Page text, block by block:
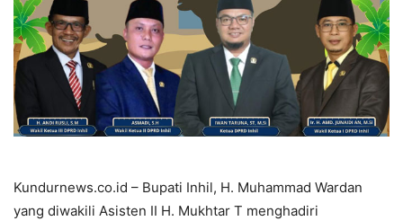
Kundurnews.co.id – Bupati Inhil, H. Muhammad Wardan
yang diwakili Asisten II H. Mukhtar T menghadiri